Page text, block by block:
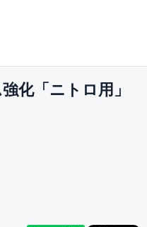
化「ニトロ用」